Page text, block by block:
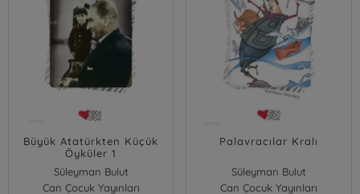
Büyük Atatürkten Küçük
Öyküler 1
Süleyman Bulut
Can Çocuk Yayınları
Palavracılar Kralı
Süleyman Bulut
Can Çocuk Yayınları